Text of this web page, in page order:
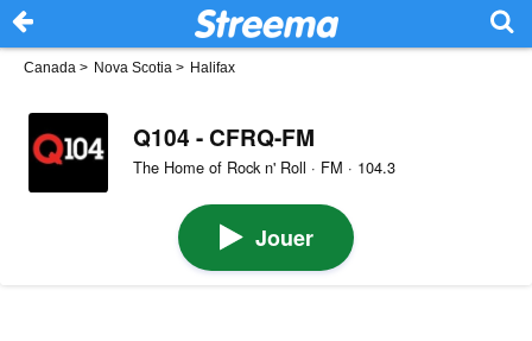
Canada > Nova Scotia > Halifax
Q104 - CFRQ-FM
The Home of Rock n' Roll · FM · 104.3
Jouer